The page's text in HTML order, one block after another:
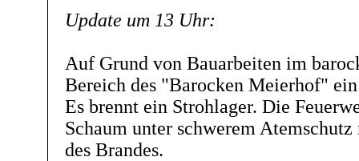
Update um 13 Uhr:
Auf Grund von Bauarbeiten im
Bereich des "Barocken Meierhof"
Es brennt ein Strohlager. Die
Schaum unter schwerem
des Brandes.